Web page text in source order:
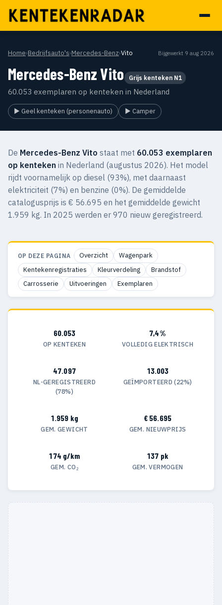
Home›Bedrijfsauto's›Mercedes-Benz›Vito Bijgewerkt 9 aug 2026
Mercedes-Benz Vito Grijs kenteken N1
60.053 exemplaren op kenteken in Nederland
▶ Geel kenteken (personenauto) ▶ Camper
De Mercedes-Benz Vito staat met 60.053 exemplaren
op kenteken in Nederland (augustus 2026). Het model
rijdt voornamelijk op diesel (93%), met daarnaast
elektriciteit (7%) en benzine (0%). De gemiddelde
catalogusprijs is € 56.695 en het gemiddelde gewicht
1.959 kg. In 2025 werden er 970 nieuw geregistreerd.
OP DEZE PAGINA Overzicht
Wagenpark
Kentekenregistraties
Kleurverdeling
Brandstof
Carrosserie
Uitvoeringen Exemplaren
60.053
OP KENTEKEN
7,4%
VOLLEDIG ELEKTRISCH
47.097
NL-GEREGISTREERD
(78%)
13.003
GEÏMPORTEERD (22%)
1.959 kg
GEM. GEWICHT
€ 56.695
GEM. NIEUWPRIJS
174 g/km
GEM. CO₂
137 pk
GEM. VERMOGEN